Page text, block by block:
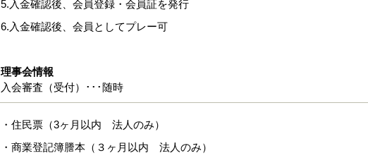
5.入金確認後、会員登録・会員証を発行
6.入金確認後、会員としてプレー可
理事会情報
入会審査（受付）･･･随時
・住民票（3ヶ月以内 法人のみ）
・商業登記簿謄本（３ヶ月以内 法人のみ）